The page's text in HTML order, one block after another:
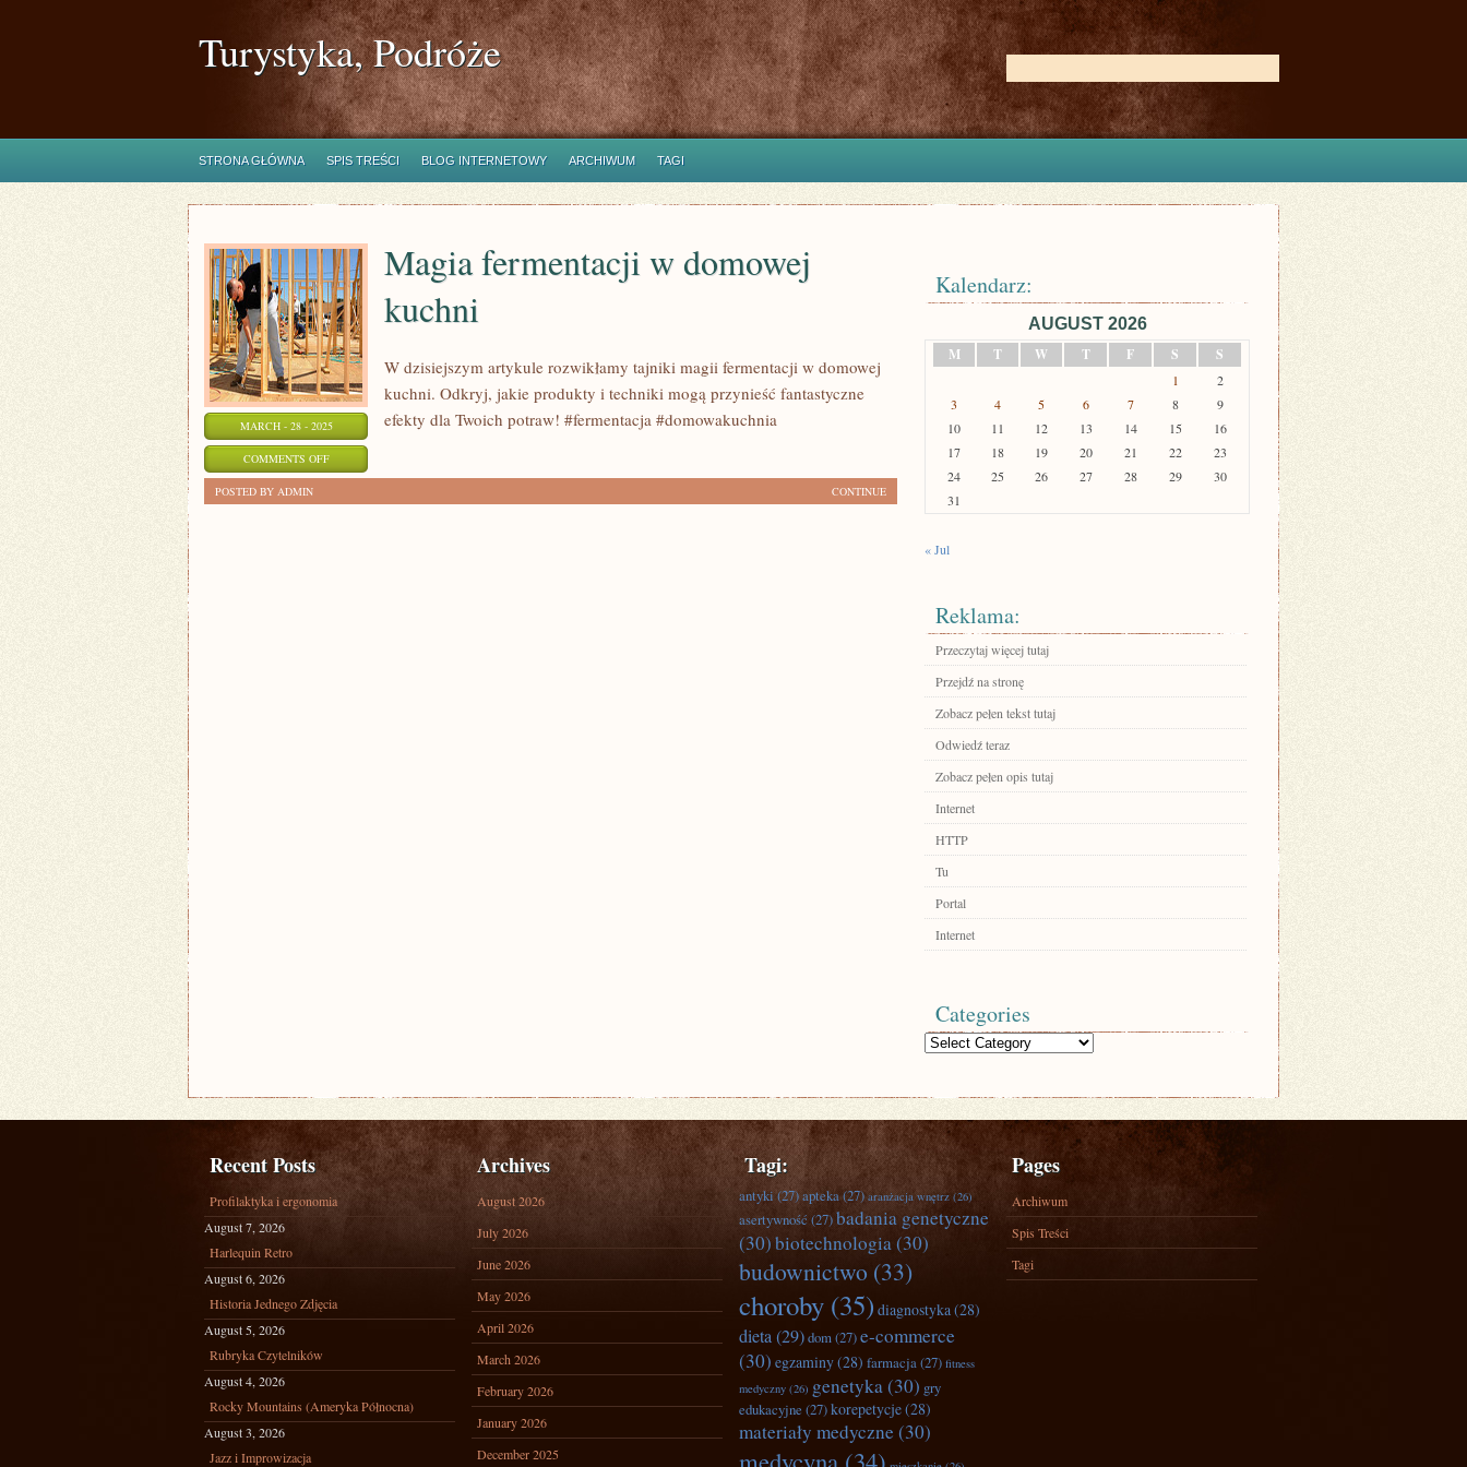
Turystyka, Podróże
STRONA GŁÓWNA SPIS TREŚCI BLOG INTERNETOWY ARCHIWUM TAGI
MARCH - 28 - 2025
COMMENTS OFFON
Magia fermentacji w domowej
kuchni
W dzisiejszym artykule rozwikłamy tajniki magii fermentacji w domowej
kuchni. Odkryj, jakie produkty i techniki mogą przynieść fantastyczne
efekty dla Twoich potraw! #fermentacja #domowakuchnia
CONTINUE
POSTED BY ADMIN
Kalendarz:
AUGUST 2026
M
T W T F S S
1
2
3
4 5 6 7 8
9
10
11 12 13 14 15
16
17
18 19 20 21 22
23
24
25 26 27 28 29
30
31
« Jul
Reklama:
Przeczytaj więcej tutaj
Przejdź na stronę
Zobacz pełen tekst tutaj
Odwiedź teraz
Zobacz pełen opis tutaj
Internet
HTTP
Tu
Portal
Internet
Categories
Categories
Recent Posts
Profilaktyka i ergonomia
August 7, 2026
Harlequin Retro
August 6, 2026
Historia Jednego Zdjęcia
August 5, 2026
Rubryka Czytelników
August 4, 2026
Rocky Mountains (Ameryka Północna)
August 3, 2026
Jazz i Improwizacja
Archives
August 2026
July 2026
June 2026
May 2026
April 2026
March 2026
February 2026
January 2026
December 2025
Tagi:
antyki(27)apteka(27) aranżacja wnętrz (26)
asertywność (27)badania genetyczne
(30)biotechnologia(30)
budownictwo (33)
choroby (35) diagnostyka(28)
dieta(29)dom(27)e-commerce
(30) egzaminy(28) farmacja(27) fitness
medyczny (26) genetyka(30) gry
edukacyjne (27)korepetycje(28)
materiały medyczne (30)
medycyna (34)
Pages
Archiwum
Spis Treści
Tagi